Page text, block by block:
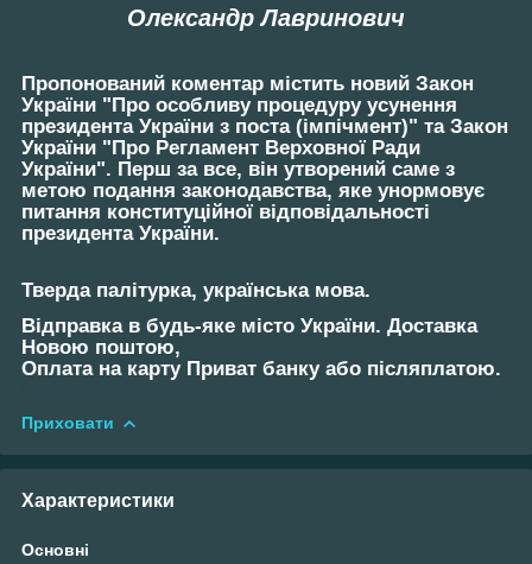
Олександр Лавринович
Пропонований коментар містить новий Закон
України "Про особливу процедуру усунення
президента України з поста (імпічмент)" та Закон
України "Про Регламент Верховної Ради
України". Перш за все, він утворений саме з
метою подання законодавства, яке унормовує
питання конституційної відповідальності
президента України.
Тверда палітурка, українська мова.
Відправка в будь-яке місто України. Доставка
Новою поштою,
Оплата на карту Приват банку або післяплатою.
Приховати
Характеристики
Основні